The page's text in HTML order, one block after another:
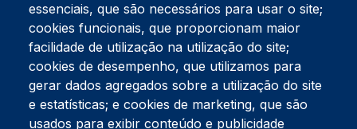
Tel:234 390 100Fax:234 390 100
Endereço Postal
Apartado 42
Rua Gil Eanes 31
essenciais, que são necessários para usar o site;
cookies funcionais, que proporcionam maior
facilidade de utilização na utilização do site;
cookies de desempenho, que utilizamos para
gerar dados agregados sobre a utilização do site
e estatísticas; e cookies de marketing, que são
usados para exibir conteúdo e publicidade